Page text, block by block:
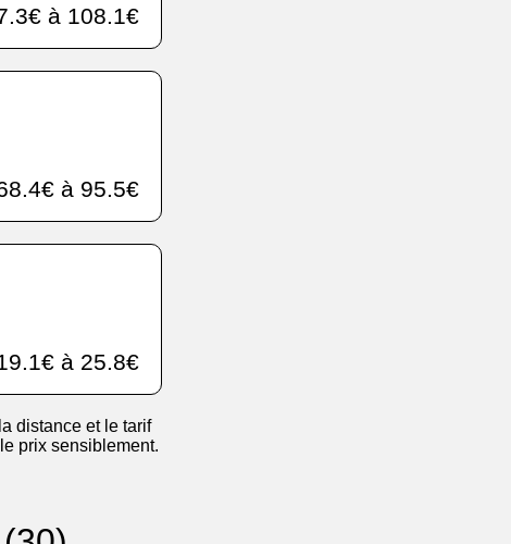
à 108.1€
à 95.5€
à 25.8€
distance et le tarif
prix sensiblement.